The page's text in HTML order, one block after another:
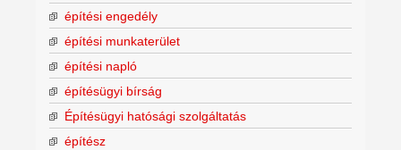
építési engedély
építési munkaterület
építési napló
építésügyi bírság
Építésügyi hatósági szolgáltatás
építész